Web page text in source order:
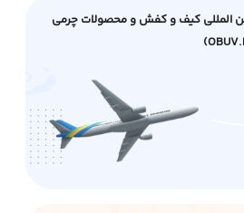
المللی کیف و کفش و محصولات چرمی